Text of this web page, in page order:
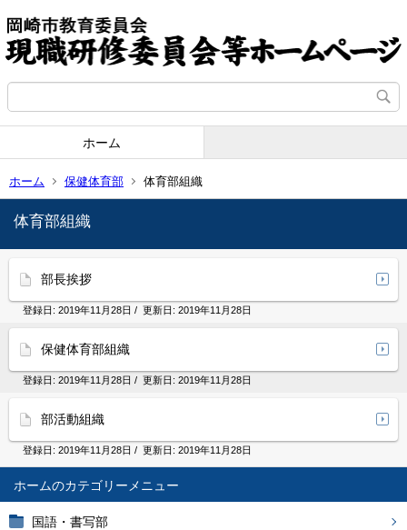
ホーム
ホーム 保健体育部 体育部組織
ホーム
国語・書写部
体育部組織
部長挨拶
登録日: 2019年11月28日 / 更新日: 2019年11月28日
保健体育部組織
登録日: 2019年11月28日 / 更新日: 2019年11月28日
部活動組織
登録日: 2019年11月28日 / 更新日: 2019年11月28日